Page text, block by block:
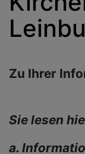
Zu Ihrer
Sie lesen
a.